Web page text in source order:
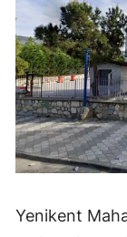
Yenikent